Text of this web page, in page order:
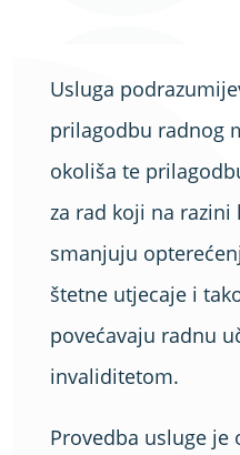
Usluga
prilagodbu radnog
okoliša te
za rad koji na razini
smanjuju
štetne utjecaje i
povećavaju radnu
invaliditetom.
Provedba usluge je